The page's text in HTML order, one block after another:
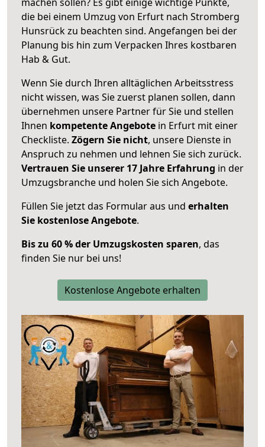
die bei einem Umzug von Erfurt nach Stromberg
Hunsrück zu beachten sind. Angefangen bei der
Planung bis hin zum Verpacken Ihres kostbaren
Hab & Gut.
Wenn Sie durch Ihren alltäglichen Arbeitsstress
nicht wissen, was Sie zuerst planen sollen, dann
übernehmen unsere Partner für Sie und stellen
Ihnen kompetente Angebote in Erfurt mit einer
Checkliste. Zögern Sie nicht, unsere Dienste in
Anspruch zu nehmen und lehnen Sie sich zurück.
Vertrauen Sie unserer 17 Jahre Erfahrung in der
Umzugsbranche und holen Sie sich Angebote.
Füllen Sie jetzt das Formular aus und erhalten
Sie kostenlose Angebote.
Bis zu 60 % der Umzugskosten sparen, das
finden Sie nur bei uns!
Kostenlose Angebote erhalten